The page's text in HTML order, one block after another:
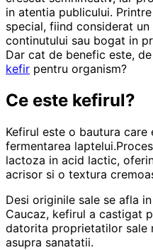
in atentia publicului.
special, fiind considerat
continutului sau bogat in
Dar cat de benefic este,
kefir pentru organism?
Ce este kefirul?
Kefirul este o bautura
fermentarea
lactoza in acid lactic,
acrisor si o textura
Desi originile sale se afla
Caucaz, kefirul a castigat
datorita proprietatilor
asupra sanatatii.